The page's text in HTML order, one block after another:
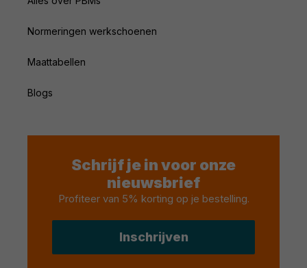
Normeringen werkschoenen
Maattabellen
Blogs
Schrijf je in voor onze
nieuwsbrief
Profiteer van 5% korting op je bestelling.
Inschrijven